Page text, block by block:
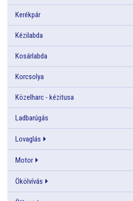
Kerékpár
Kézilabda
Kosárlabda
Korcsolya
Közelharc - kézitusa
Ladbarúgás
Lovaglás
Motor
Ökölvívás